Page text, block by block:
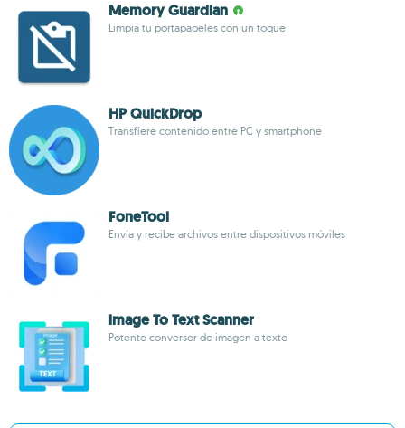
Memory Guardian
Limpia tu portapapeles con un toque
HP QuickDrop
Transfiere contenido entre PC y smartphone
FoneTool
Envía y recibe archivos entre dispositivos móviles
lmage To Text Scanner
Potente conversor de imagen a texto